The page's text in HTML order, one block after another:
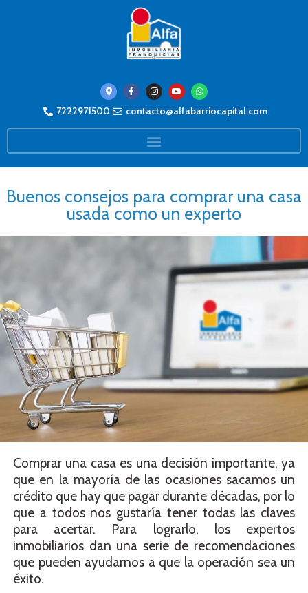
7222971500 contacto@alfabarriocapital.com
Buenos consejos para comprar una casa
usada como un experto
Comprar una casa es una decisión importante, ya
que en la mayoría de las ocasiones sacamos un
crédito que hay que pagar durante décadas, por lo
que a todos nos gustaría tener todas las claves
para acertar. Para lograrlo, los expertos
inmobiliarios dan una serie de recomendaciones
que pueden ayudarnos a que la operación sea un
éxito.